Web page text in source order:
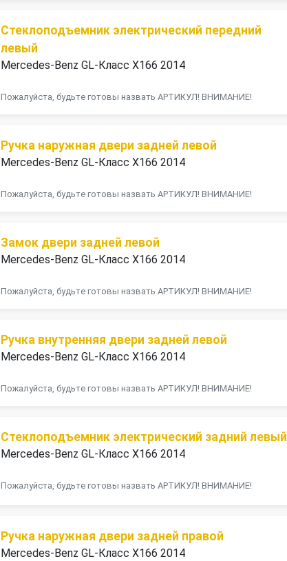
Стеклоподъемник электрический передний
левый
Mercedes-Benz GL-Класс X166 2014
Пожалуйста, будьте готовы назвать АРТИКУЛ! ВНИМАНИЕ!
Ручка наружная двери задней левой
Mercedes-Benz GL-Класс X166 2014
Пожалуйста, будьте готовы назвать АРТИКУЛ! ВНИМАНИЕ!
Замок двери задней левой
Mercedes-Benz GL-Класс X166 2014
Пожалуйста, будьте готовы назвать АРТИКУЛ! ВНИМАНИЕ!
Ручка внутренняя двери задней левой
Mercedes-Benz GL-Класс X166 2014
Пожалуйста, будьте готовы назвать АРТИКУЛ! ВНИМАНИЕ!
Стеклоподъемник электрический задний левый
Mercedes-Benz GL-Класс X166 2014
Пожалуйста, будьте готовы назвать АРТИКУЛ! ВНИМАНИЕ!
Ручка наружная двери задней правой
Mercedes-Benz GL-Класс X166 2014